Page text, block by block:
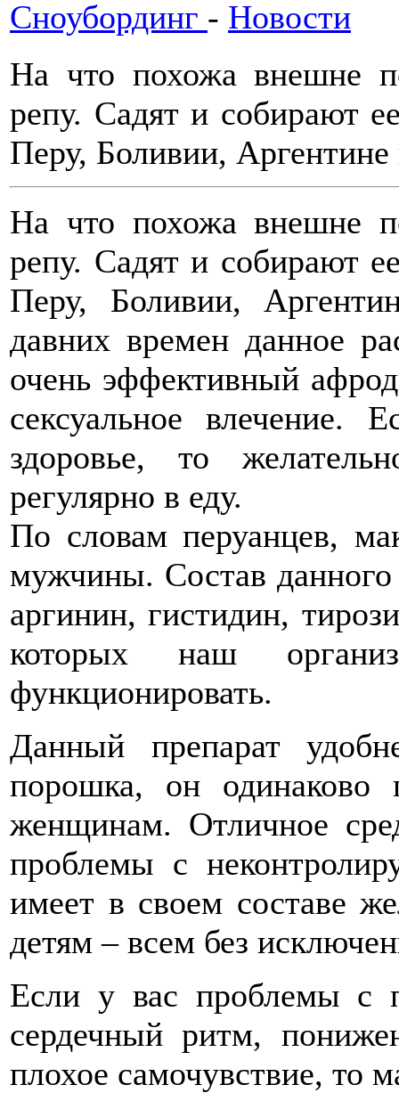
Сноубординг - Новости
На что похожа внешне
репу. Садят и собирают
Перу, Боливии,
На что похожа внешне
репу. Садят и собирают
Перу, Боливии,
давних времен данное
очень эффективный
сексуальное влечение.
здоровье, то
регулярно в еду.
По словам перуанцев,
мужчины. Состав данного
аргинин, гистидин,
которых наш
функционировать.
Данный препарат
порошка, он
женщинам. Отличное
проблемы с
имеет в своем составе
детям – всем без
Если у вас проблемы с
сердечный ритм,
плохое самочувствие, то